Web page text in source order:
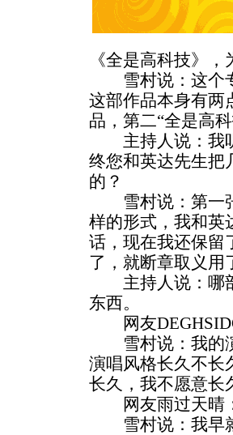
《全是高科技》
雪村说：这个专
这部作品本身有两
品，第二“全是高
主持人说：我听
终您和英达先生把
的？
雪村说：第一张
样的形式，我和英
话，现在我还保留
了，就断章取义用
主持人说：哪部
东西。
网友
雪村说：我的演
演唱风格长久不长
长久，我不愿意长
网友雨过天晴：
雪村说：我早就